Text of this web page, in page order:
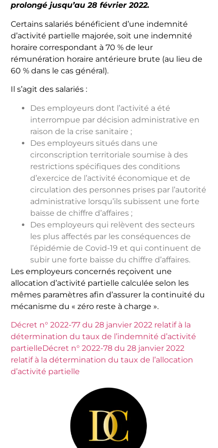
prolongé jusqu’au 28 février 2022.
Certains salariés bénéficient d’une indemnité
d’activité partielle majorée, soit une indemnité
horaire correspondant à 70 % de leur
rémunération horaire antérieure brute (au lieu de
60 % dans le cas général).
Il s’agit des salariés :
Des employeurs dont l’activité a été
interrompue par décision administrative en
raison de la crise sanitaire ;
Des employeurs situés dans une
circonscription territoriale soumise à des
restrictions spécifiques des conditions
d’exercice de l’activité économique et de
circulation des personnes prises par l’autorité
administrative lorsqu’ils subissent une forte
baisse de chiffre d’affaires ;
Des employeurs qui relèvent des secteurs
les plus affectés par les conséquences de
l’épidémie de Covid-19 et qui continuent de
subir une forte baisse du chiffre d’affaires.
Les employeurs concernés reçoivent une
allocation d’activité partielle calculée selon les
mêmes paramètres afin d’assurer la continuité du
mécanisme du « zéro reste à charge ».
Décret n° 2022-77 du 28 janvier 2022 relatif à la
détermination du taux de l’indemnité d’activité
partielleDécret n° 2022-78 du 28 janvier 2022
relatif à la détermination du taux de l’allocation
d’activité partielle